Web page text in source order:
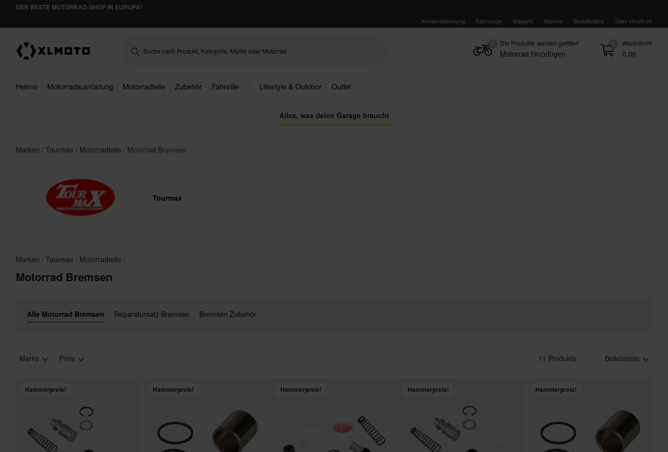
DER BESTE MOTORRAD-SHOP IN EUROPA!
Kundenbetreuung Fahrzeuge Magazin Marken Bestellstatus Über xlmoto.ch
0 Warenkorb
0,00
Die Produkte werden gefiltert
Motorrad hinzufügen
Helme Motorradausrüstung Motorradteile Zubehör Fahrstile Lifestyle & Outdoor Outlet
Alles, was deine Garage braucht
Marken Tourmax Motorradteile Motorrad Bremsen
Tourmax
Marken Tourmax Motorradteile
Motorrad Bremsen
Alle Motorrad Bremsen Reparatursatz Bremsen Bremsen Zubehör
Marke Preis 11 Produkte Beliebteste
Hammerpreis! Hammerpreis! Hammerpreis! Hammerpreis! Hammerpreis!